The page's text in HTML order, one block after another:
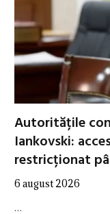
Autoritățile
Iankovski:
restricționat
6 august 2026
…